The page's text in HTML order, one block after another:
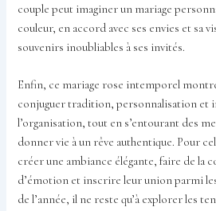
couple peut imaginer un mariage
couleur, en accord avec ses envies et sa
souvenirs inoubliables à ses invités.
Enfin, ce mariage rose intemporel
conjuguer tradition, personnalisation et
l’organisation, tout en s’entourant des
donner vie à un rêve authentique. Pour
créer une ambiance élégante, faire de la
d’émotion et inscrire leur union parmi
de l’année, il ne reste qu’à explorer les